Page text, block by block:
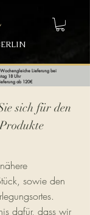
Lieferung bei
18 Uhr
ab 120€
sich für den
sowie den
dafür, dass wir